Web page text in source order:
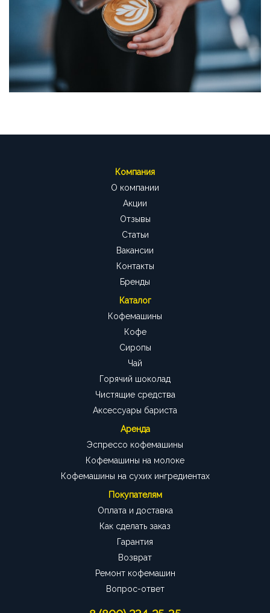
УСЛОВИЯ ВОЗВРАТА
БРЕНДЫ
КАК СДЕЛАТЬ ЗАКАЗ
ОТВЕЧАЕМ НА ВОПРОСЫ
ОБ АРЕНДЕ
Компания
О компании
Акции
Отзывы
Статьи
Вакансии
Контакты
Бренды
Каталог
Кофемашины
Кофе
Сиропы
Чай
Горячий шоколад
Чистящие средства
Аксессуары бариста
Аренда
Эспрессо кофемашины
Кофемашины на молоке
Кофемашины на сухих ингредиентах
Покупателям
Оплата и доставка
Как сделать заказ
Гарантия
Возврат
Ремонт кофемашин
Вопрос-ответ